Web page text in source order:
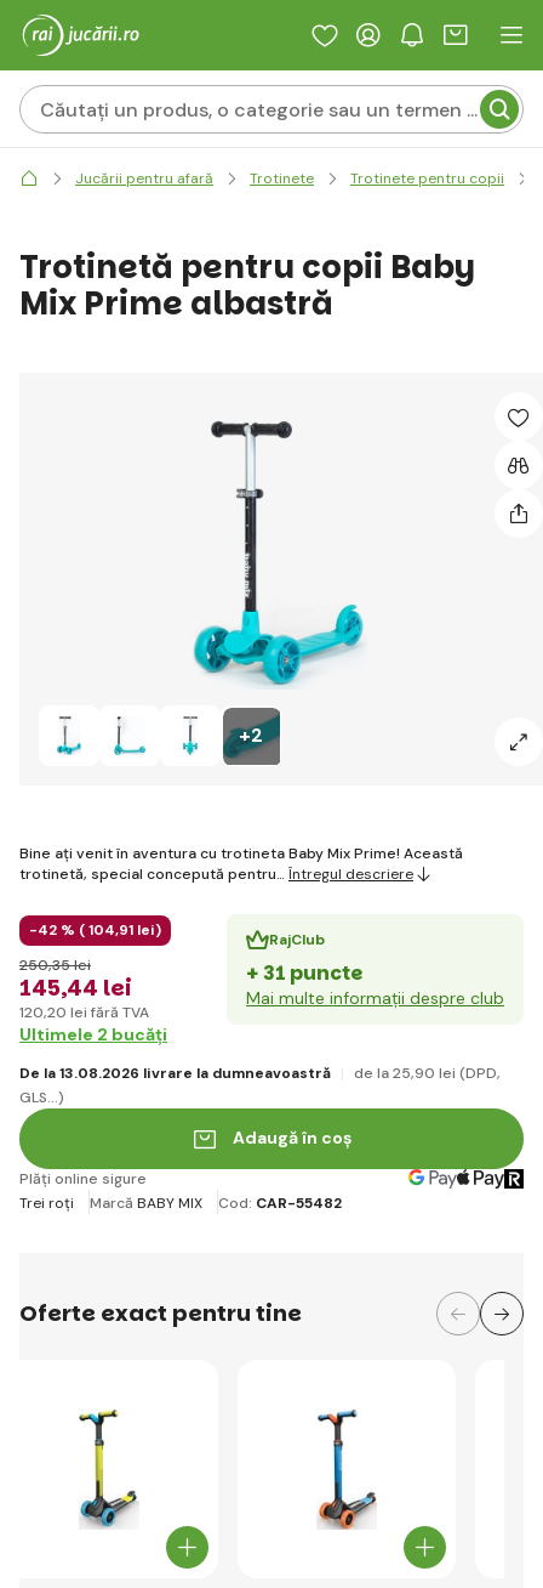
Jucării pentru afară Trotinete Trotinete pentru copii
+2
Trotinetă pentru copii Baby
Mix Prime albastră
Bine ați venit în aventura cu trotineta Baby Mix Prime! Această
trotinetă, special concepută pentru… Întregul descriere
-42 % (104,91 lei)
145,44 lei
250,35 lei
120,20 lei fără TVA
RajClub
+ 31 puncte
Mai multe informații despre club
Ultimele 2 bucăți
De la 13.08.2026 livrare la dumneavoastră de la 25,90 lei (DPD,
GLS...)
Adaugă în coș
Plăți online sigure
Trei roți
Marcă BABY MIX Cod: CAR-55482
Oferte exact pentru tine